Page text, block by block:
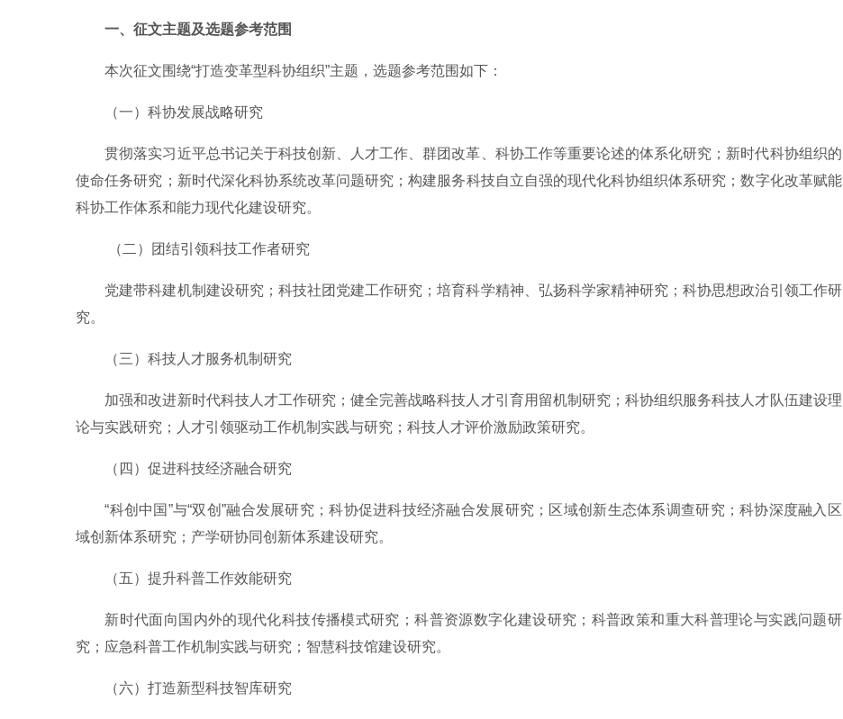
一、征文主题及选题参考范围
本次征文围绕“打造变革型科协组织”主题，选题参考范围如下：
（一）科协发展战略研究
贯彻落实习近平总书记关于科技创新、人才工作、群团改革、科协工作等重要论述的体系化研究；新时代科协组织的
使命任务研究；新时代深化科协系统改革问题研究；构建服务科技自立自强的现代化科协组织体系研究；数字化改革赋能
科协工作体系和能力现代化建设研究。
（二）团结引领科技工作者研究
党建带科建机制建设研究；科技社团党建工作研究；培育科学精神、弘扬科学家精神研究；科协思想政治引领工作研
究。
（三）科技人才服务机制研究
加强和改进新时代科技人才工作研究；健全完善战略科技人才引育用留机制研究；科协组织服务科技人才队伍建设理
论与实践研究；人才引领驱动工作机制实践与研究；科技人才评价激励政策研究。
（四）促进科技经济融合研究
“科创中国”与“双创”融合发展研究；科协促进科技经济融合发展研究；区域创新生态体系调查研究；科协深度融入区
域创新体系研究；产学研协同创新体系建设研究。
（五）提升科普工作效能研究
新时代面向国内外的现代化科技传播模式研究；科普资源数字化建设研究；科普政策和重大科普理论与实践问题研
究；应急科普工作机制实践与研究；智慧科技馆建设研究。
（六）打造新型科技智库研究